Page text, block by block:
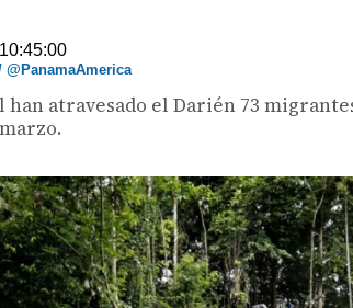
@PanamaAmerica
han atravesado el Darién 73